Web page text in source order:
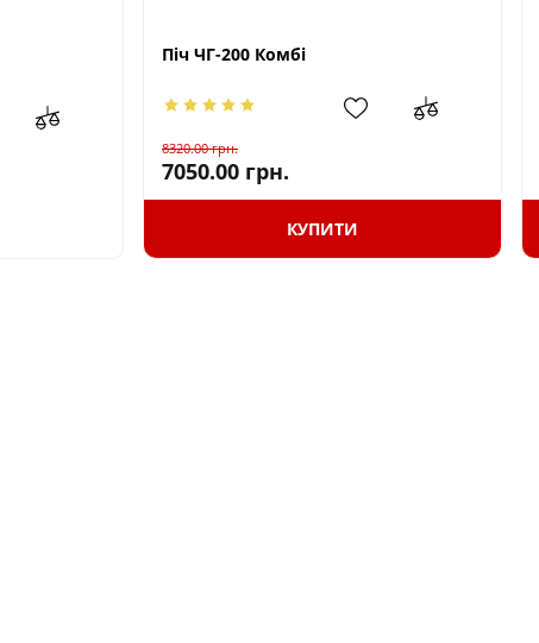
Піч ЧГ-200 Комбі
8320.00грн.
7050.00 грн.
КУПИТИ